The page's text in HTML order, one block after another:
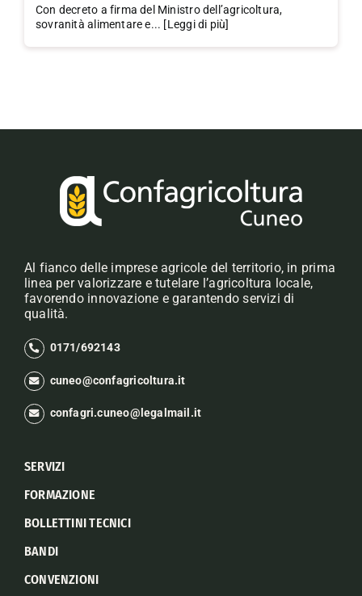
Con decreto a firma del Ministro dell’agricoltura,
sovranità alimentare e... [Leggi di più]
Al fianco delle imprese agricole del territorio, in prima
linea per valorizzare e tutelare l’agricoltura locale,
favorendo innovazione e garantendo servizi di
qualità.
0171/692143
cuneo@confagricoltura.it
confagri.cuneo@legalmail.it
SERVIZI
FORMAZIONE
BOLLETTINI TECNICI
BANDI
CONVENZIONI